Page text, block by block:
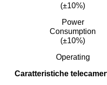
(±10%)
Power
Consumption
(±10%)
Operating
Caratteristiche